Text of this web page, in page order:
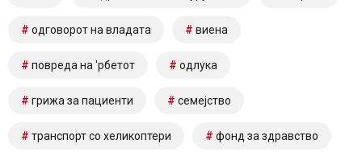
одговорот на владата виена
повреда на 'рбетот одлука
грижа за пациенти семејство
транспорт со хеликоптери фонд за здравство